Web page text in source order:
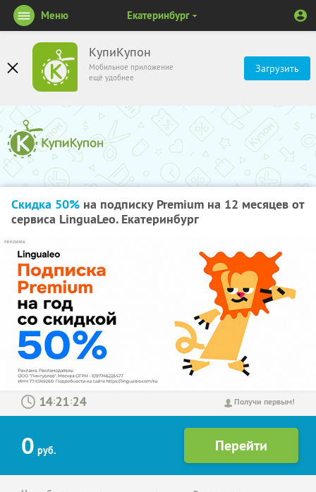
КупиКупон
Мобильное приложение
ещё удобнее
Загрузить
Меню Екатеринбург
Скидка 50% на подписку Premium на 12 месяцев от
сервиса LinguaLeo. Екатеринбург
Получи первым!
: :
0 руб.